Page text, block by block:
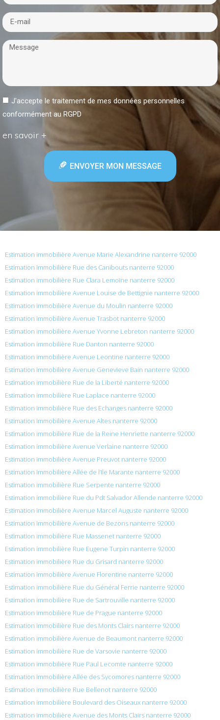
J'accepte le traitement de mes données personnelles
conformément au RGPD
en savoir +
ENVOYER MON MESSAGE
Estimation immobilière Avenue Marie Alexandrine nanterre 92000
Estimation immobilière Rue des Canibouts nanterre 92000
Estimation immobilière Rue Clara Lemoine nanterre 92000
Estimation immobilière Avenue Louise de Bettignie nanterre 92000
Estimation immobilière Avenue du Moulin nanterre 92000
Estimation immobilière Avenue Trasbot nanterre 92000
Estimation immobilière Avenue Yvonne Lebreton nanterre 92000
Estimation immobilière Rue Danton nanterre 92000
Estimation immobilière Avenue Leontine nanterre 92000
Estimation immobilière Avenue Genevieve Bain nanterre 92000
Estimation immobilière Rue de la Liberté nanterre 92000
Estimation immobilière Rue Laplace nanterre 92000
Estimation immobilière Rue des Echanges nanterre 92000
Estimation immobilière Avenue Altes nanterre 92000
Estimation immobilière Rue de la Reine Henriette nanterre 92000
Estimation immobilière Avenue Verlaine nanterre 92000
Estimation immobilière Avenue Preuvot nanterre 92000
Estimation immobilière Allée de l’Ile Marante nanterre 92000
Estimation immobilière Rue Serpente nanterre 92000
Estimation immobilière Rue du Pdt Salvador Allende nanterre 92000
Estimation immobilière Avenue Marcel Auguste nanterre 92000
Estimation immobilière Avenue de Bezons nanterre 92000
Estimation immobilière Rue Massenet nanterre 92000
Estimation immobilière Rue Eugene Turpin nanterre 92000
Estimation immobilière Rue du Grisard nanterre 92000
Estimation immobilière Avenue Florentine nanterre 92000
Estimation immobilière Rue du Général Ferrie nanterre 92000
Estimation immobilière Rue de Sartrouville nanterre 92000
Estimation immobilière Rue de Prague nanterre 92000
Estimation immobilière Rue des Monts Clairs nanterre 92000
Estimation immobilière Avenue de Beaumont nanterre 92000
Estimation immobilière Rue de Varsovie nanterre 92000
Estimation immobilière Rue Paul Lecomte nanterre 92000
Estimation immobilière Allée des Sycomores nanterre 92000
Estimation immobilière Rue Bellenot nanterre 92000
Estimation immobilière Boulevard des Oiseaux nanterre 92000
Estimation immobilière Avenue des Monts Clairs nanterre 92000